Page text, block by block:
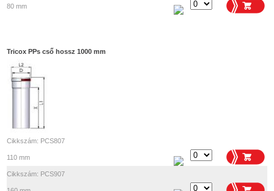
80 mm
Tricox PPs cső hossz 1000 mm
Cikkszám: PCS807
110 mm
Cikkszám: PCS907